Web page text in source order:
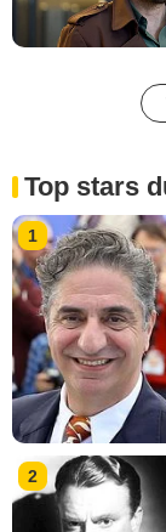
Top stars
1
2